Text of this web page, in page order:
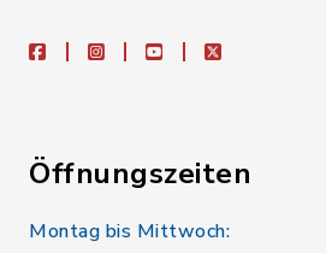
facebookinstagramyoutubeX
Öffnungszeiten
Montag bis Mittwoch: